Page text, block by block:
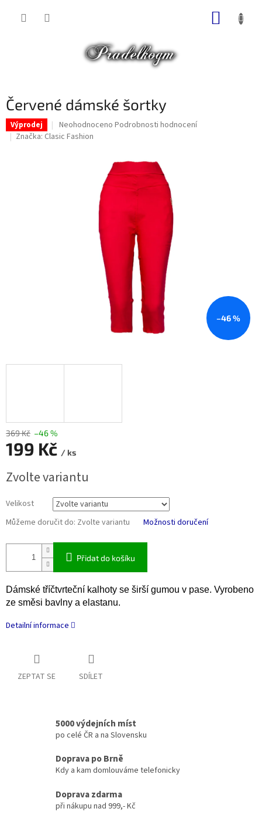
Červené dámské šortky
Výprodej
Průměrné
hodnocení
Neohodnoceno Podrobnosti hodnocení
Značka: Clasic Fashion
–46 %
369 Kč –46 %
199 Kč / ks
cena:
Zvolte variantu
Velikost
Můžeme doručit do: Zvolte variantu Možnosti doručení
Přidat do košíku
Dámské tříčtvrteční kalhoty se širší gumou v pase. Vyrobeno
ze směsi bavlny a elastanu.
Detailní informace
ZEPTAT SE SDÍLET
5000 výdejních míst
po celé ČR a na Slovensku
Doprava po Brně
Kdy a kam domlouváme telefonicky
Doprava zdarma
při nákupu nad 999,- Kč